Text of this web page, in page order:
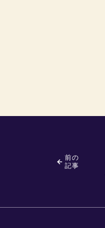
前の
記事